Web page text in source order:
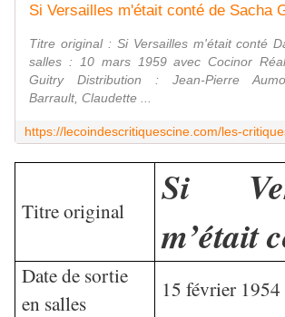
Titre original : Si Versailles m'était conté
salles : 10 mars 1959 avec Cocinor
Guitry Distribution : Jean-Pierre
Barrault, Claudette ...
Titre original
Si
m’était
Date de sortie
en salles
15 février